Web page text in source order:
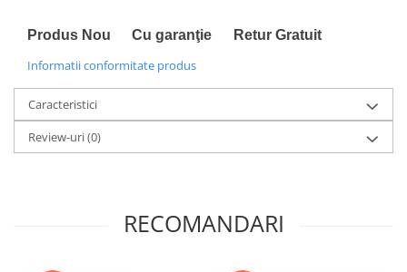
Produs Nou Cu garanţie Retur Gratuit
Informatii conformitate produs
Caracteristici
Review-uri(0)
RECOMANDARI